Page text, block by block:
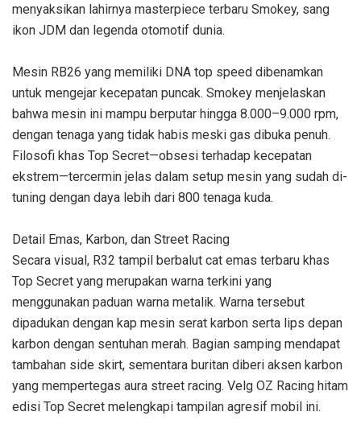
menyaksikan lahirnya masterpiece terbaru Smokey, sang
ikon JDM dan legenda otomotif dunia.
Mesin RB26 yang memiliki DNA top speed dibenamkan
untuk mengejar kecepatan puncak. Smokey menjelaskan
bahwa mesin ini mampu berputar hingga 8.000–9.000 rpm,
dengan tenaga yang tidak habis meski gas dibuka penuh.
Filosofi khas Top Secret—obsesi terhadap kecepatan
ekstrem—tercermin jelas dalam setup mesin yang sudah di-
tuning dengan daya lebih dari 800 tenaga kuda.
Detail Emas, Karbon, dan Street Racing
Secara visual, R32 tampil berbalut cat emas terbaru khas
Top Secret yang merupakan warna terkini yang
menggunakan paduan warna metalik. Warna tersebut
dipadukan dengan kap mesin serat karbon serta lips depan
karbon dengan sentuhan merah. Bagian samping mendapat
tambahan side skirt, sementara buritan diberi aksen karbon
yang mempertegas aura street racing. Velg OZ Racing hitam
edisi Top Secret melengkapi tampilan agresif mobil ini.